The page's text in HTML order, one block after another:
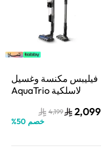
فيليبس مكنسة وغسيل
لاسلكية AquaTrio
شفط وغسيل | تنظيف
2,099
4,199
خصم 50
%